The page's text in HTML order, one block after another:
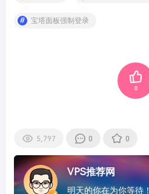
宝塔面板强制登录
0
5,797 0 0
VPS推荐网
明天的你在为你等待！